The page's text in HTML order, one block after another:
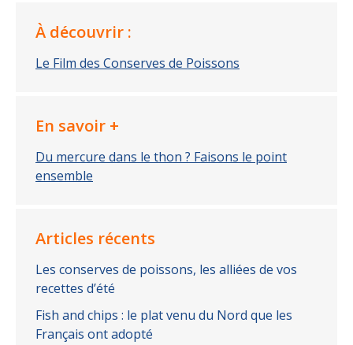
À découvrir :
Le Film des Conserves de Poissons
En savoir +
Du mercure dans le thon ? Faisons le point
ensemble
Articles récents
Les conserves de poissons, les alliées de vos
recettes d’été
Fish and chips : le plat venu du Nord que les
Français ont adopté